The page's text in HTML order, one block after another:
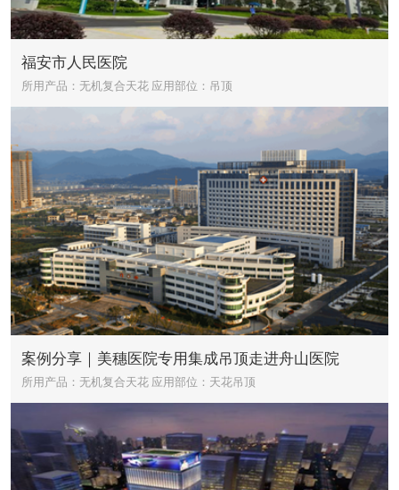
福安市人民医院
所用产品：无机复合天花 应用部位：吊顶
案例分享｜美穗医院专用集成吊顶走进舟山医院
所用产品：无机复合天花 应用部位：天花吊顶